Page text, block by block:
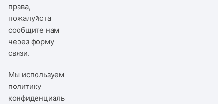
права,
пожалуйста
сообщите нам
черезформу
связи.
Мы используем
политику
конфиденциаль